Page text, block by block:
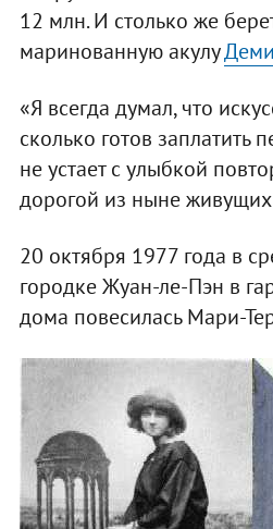
12 млн. И столько же
маринованную акулу
«Я всегда думал, что
сколько готов заплатить
не устает с улыбкой
дорогой из ныне
20 октября 1977 года в
городке Жуан-ле-Пэн в
дома повесилась Мари-